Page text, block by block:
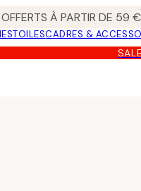
À PARTIR DE 59
TOILESCADRES &